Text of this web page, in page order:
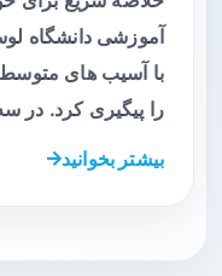
با آسیب های
را پیگیری کرد. در
بیشتر بخوانید